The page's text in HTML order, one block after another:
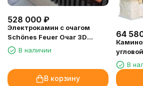
528 000 ₽
Электрокамин с очагом
Schönes Feuer Очаг 3D
FireLine 3000 Steel (BASE)
В наличии
В корзину
64
белый
LED FX
В